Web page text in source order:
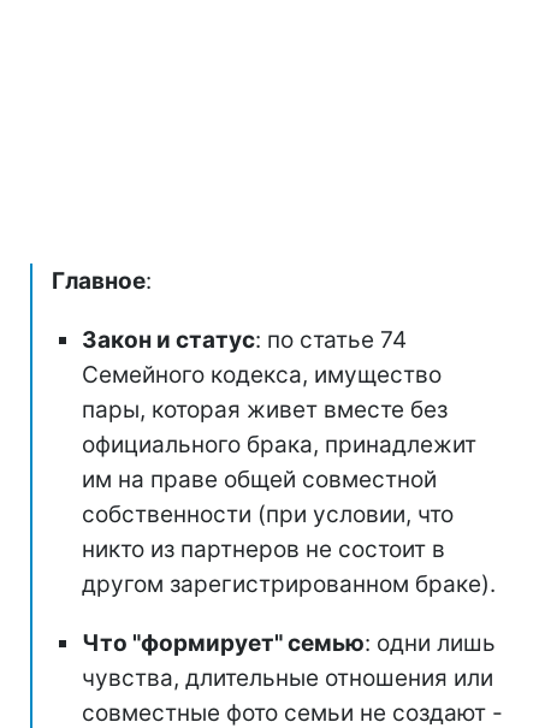
Главное:
Закон и статус: по статье 74
Семейного кодекса, имущество
пары, которая живет вместе без
официального брака, принадлежит
им на праве общей совместной
собственности (при условии, что
никто из партнеров не состоит в
другом зарегистрированном браке).
Что "формирует" семью: одни лишь
чувства, длительные отношения или
совместные фото семьи не создают -